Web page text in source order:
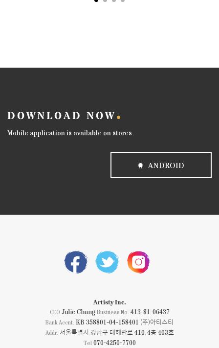
DOWNLOAD NOW
Mobile application is available on stores.
ANDROID
Artisty Inc.
CEO Julie Chung Business No. 413-81-06437
Bank Accnt. KB 358801-04-158401 (주)아티스티
Addr. 서울특별시 강남구 테헤란로 410, 4층 403호
Tel070-4250-7700